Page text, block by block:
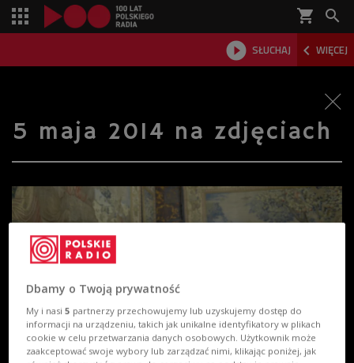
shopping_cart 
 SŁUCHAJ  WIĘCEJ

5 maja 2014 na zdjęciach
Dbamy o Twoją prywatność
My i nasi5 partnerzy przechowujemy lub uzyskujemy dostęp do
informacji na urządzeniu, takich jak unikalne identyfikatory w plikach
cookie w celu przetwarzania danych osobowych. Użytkownik może
zaakceptować swoje wybory lub zarządzać nimi, klikając poniżej, jak